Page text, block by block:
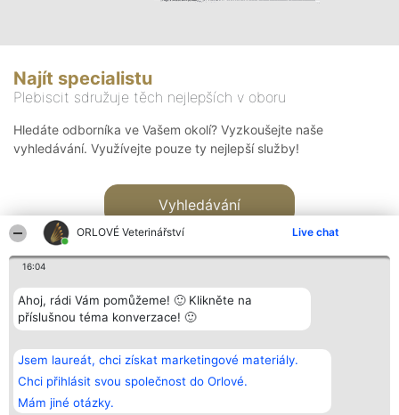
ORLOVÉ Veterinářství Live chat
16:04
Ahoj, rádi Vám pomůžeme! 🙂 Klikněte na
příslušnou téma konverzace! 🙂
Jsem laureát, chci získat marketingové materiály.
Chci přihlásit svou společnost do Orlové.
Mám jiné otázky.
Najít specialistu
Plebiscit sdružuje těch nejlepších v oboru
Hledáte odborníka ve Vašem okolí? Vyzkoušejte naše
vyhledávání. Využívejte pouze ty nejlepší služby!
Vyhledávání
Bright Side Solutions sp. z o.
o. sp. k.
ul. Ruska 22
Wrocław 50-079
KRS 0000749100 | Regon
Vítězové
Seznam všech
laureátů
Zásady
Kontakt